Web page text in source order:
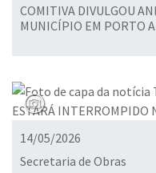
COMITIVA DIVULGOU
MUNICÍPIO EM PORTO
14/05/2026
Secretaria de Obras